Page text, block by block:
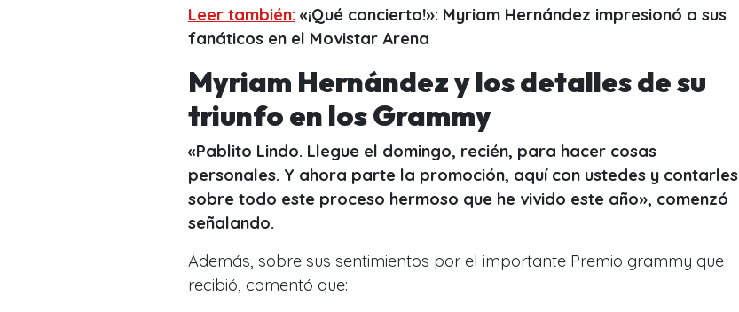
Leer también: «¡Qué concierto!»: Myriam Hernández impresionó a sus
fanáticos en el Movistar Arena
Myriam Hernández y los detalles de su
triunfo en los Grammy
«Pablito Lindo. Llegue el domingo, recién, para hacer cosas
personales. Y ahora parte la promoción, aquí con ustedes y contarles
sobre todo este proceso hermoso que he vivido este año», comenzó
señalando.
Además, sobre sus sentimientos por el importante Premio grammy que
recibió, comentó que: